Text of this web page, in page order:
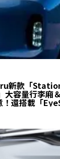
新款「
大容量行李廂
還搭載「
EX」究